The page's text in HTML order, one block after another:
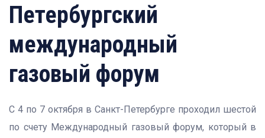
Петербургский
международный
газовый форум
С 4 по 7 октября в Санкт-Петербурге проходил шестой
по счету Международный газовый форум, который в